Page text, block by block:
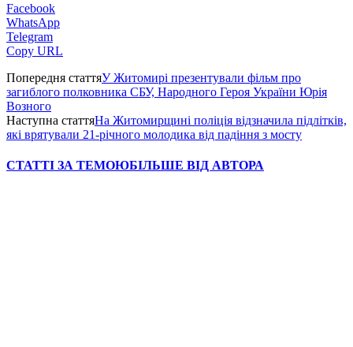
Facebook
WhatsApp
Telegram
Copy URL
Попередня статтяУ Житомирі презентували фільм про
загиблого полковника СБУ, Народного Героя України Юрія
Возного
Наступна статтяНа Житомирщині поліція відзначила підлітків,
які врятували 21-річного молодика від падіння з мосту
СТАТТІ ЗА ТЕМОЮБІЛЬШЕ ВІД АВТОРА